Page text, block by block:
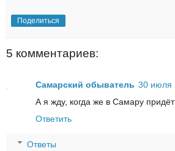
Поделиться
5 комментариев:
Самарский обыватель 30 июля
А я жду, когда же в Самару
Ответить
Ответы